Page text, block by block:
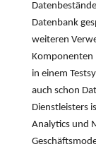
Datenbank
weiteren
Komponenten
in einem
auch schon
Dienstleisters
Analytics und